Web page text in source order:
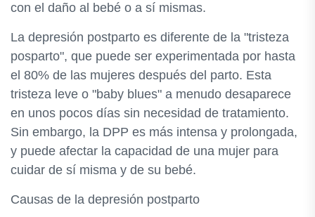
con el daño al bebé o a sí mismas.
La depresión postparto es diferente de la "tristeza
posparto", que puede ser experimentada por hasta
el 80% de las mujeres después del parto. Esta
tristeza leve o "baby blues" a menudo desaparece
en unos pocos días sin necesidad de tratamiento.
Sin embargo, la DPP es más intensa y prolongada,
y puede afectar la capacidad de una mujer para
cuidar de sí misma y de su bebé.
Causas de la depresión postparto